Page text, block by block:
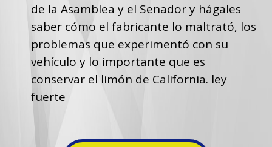
de la Asamblea y el Senador y hágales
saber cómo el fabricante lo maltrató, los
problemas que experimentó con su
vehículo y lo importante que es
conservar el limón de California. ley
fuerte